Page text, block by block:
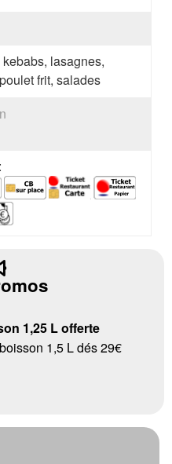
lasagnes,
frit, salades
1,25 L offerte
1,5 L dés 29€